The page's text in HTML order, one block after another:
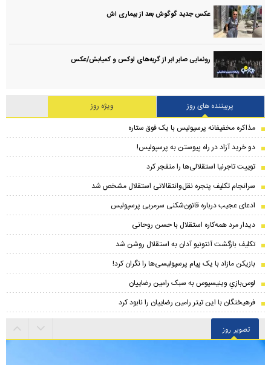
عکس جدید گوگوش بعد از بیماری اش
رونمایی صابر ابر از گربه‌های لوکس و کمیابش/عکس
پربیننده های روز
ویژه روز
مذاکره مخفیفانه پرسپولیس با یک فوق ستاره
دو خرید آزاد در راه پیوستن به پرسپولیس!
توییت تاجرنیا استقلالی‌ها را منفجر کرد
سرانجام تکلیف پنجره نقل‌وانتقالاتی استقلال مشخص شد
ادعای عجیب درباره قانون‌شکنی سرمربی پرسپولیس
دیدار مرد همه‌کاره استقلال با حسن روحانی
تکلیف بازگشت آنتونیو آدان به استقلال روشن شد
بازیکن مازاد با یک پیام پرسپولیسی‌ها را نگران کرد!
لوس‌بازیِ وینیسیوس به سبک رامین رضاییان
فرهیختگان با این تیتر رامین رضاییان را نابود کرد
تصویر روز